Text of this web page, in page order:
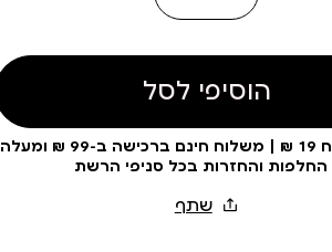
הוסיפי לסל
עלות משלוח 19 ₪ | משלוח חינם ברכישה ב-99 ₪ ומעלה
| החלפות והחזרות בכל סניפי הרשת